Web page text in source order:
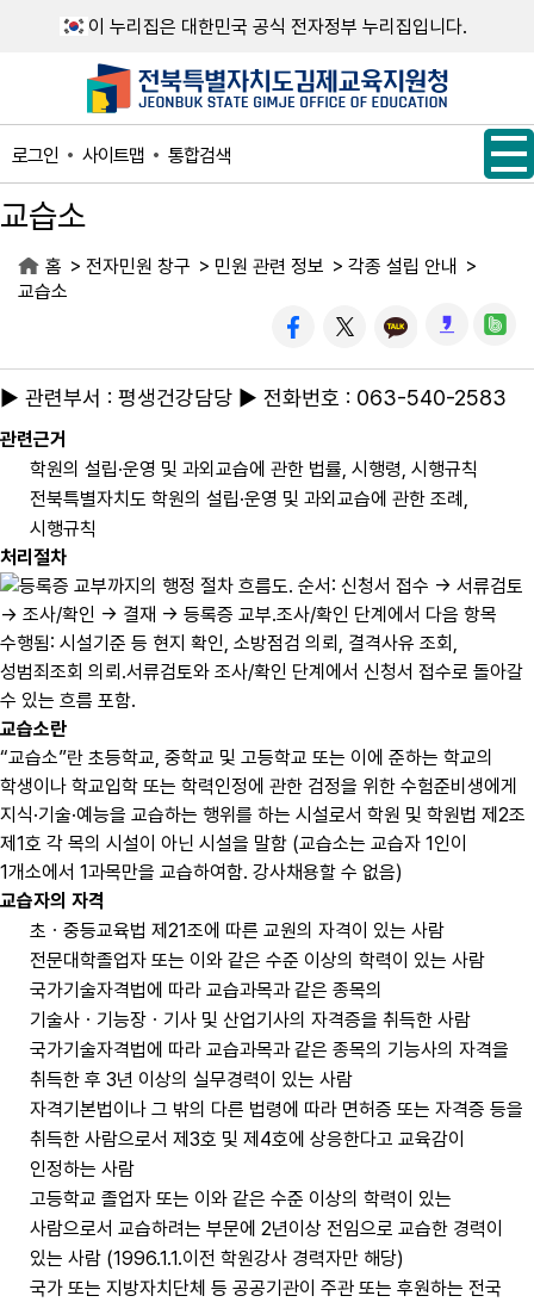
이 누리집은 대한민국 공식 전자정부 누리집입니다.
로그인 사이트맵 통합검색
교습소
홈 > 전자민원 창구 > 민원 관련 정보 > 각종 설립 안내 >
교습소
▶ 관련부서 : 평생건강담당 ▶ 전화번호 : 063-540-2583
관련근거
학원의 설립·운영 및 과외교습에 관한 법률, 시행령, 시행규칙
전북특별자치도 학원의 설립·운영 및 과외교습에 관한 조례,
시행규칙
처리절차
교습소란
“교습소”란 초등학교, 중학교 및 고등학교 또는 이에 준하는 학교의
학생이나 학교입학 또는 학력인정에 관한 검정을 위한 수험준비생에게
지식·기술·예능을 교습하는 행위를 하는 시설로서 학원 및 학원법 제2조
제1호 각 목의 시설이 아닌 시설을 말함 (교습소는 교습자 1인이
1개소에서 1과목만을 교습하여함. 강사채용할 수 없음)
교습자의 자격
초ㆍ중등교육법 제21조에 따른 교원의 자격이 있는 사람
전문대학졸업자 또는 이와 같은 수준 이상의 학력이 있는 사람
국가기술자격법에 따라 교습과목과 같은 종목의
기술사ㆍ기능장ㆍ기사 및 산업기사의 자격증을 취득한 사람
국가기술자격법에 따라 교습과목과 같은 종목의 기능사의 자격을
취득한 후 3년 이상의 실무경력이 있는 사람
자격기본법이나 그 밖의 다른 법령에 따라 면허증 또는 자격증 등을
취득한 사람으로서 제3호 및 제4호에 상응한다고 교육감이
인정하는 사람
고등학교 졸업자 또는 이와 같은 수준 이상의 학력이 있는
사람으로서 교습하려는 부문에 2년이상 전임으로 교습한 경력이
있는 사람 (1996.1.1.이전 학원강사 경력자만 해당)
국가 또는 지방자치단체 등 공공기관이 주관 또는 후원하는 전국